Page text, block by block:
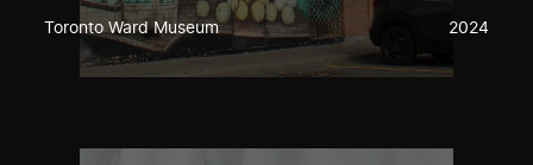
Toronto Ward Museum 2024